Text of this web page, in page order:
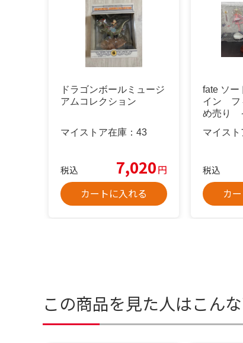
ドラゴンボールミュージ
アムコレクション
マイストア在庫： 43
税込 7,020円
カートに入れる
fate ソー
イン フ
め売り
マイスト
税込
カ
この商品を見た人はこん